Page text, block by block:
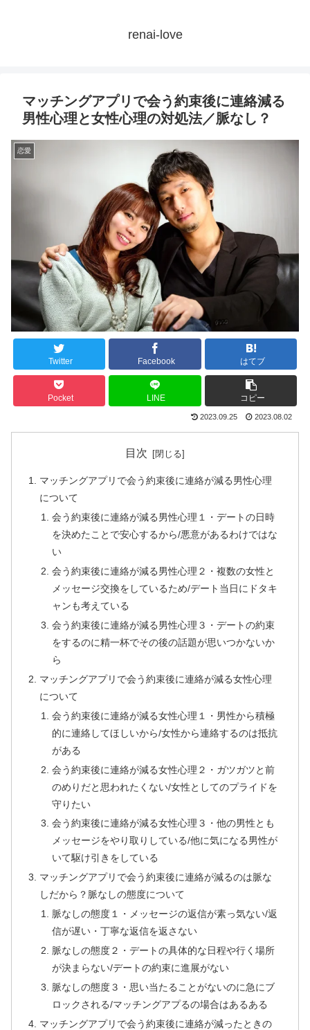
renai-love
マッチングアプリで会う約束後に連絡減る
男性心理と女性心理の対処法／脈なし？
恋愛
Twitter Facebook はてブ
Pocket LINE コピー
2023.09.25 2023.08.02
目次
マッチングアプリで会う約束後に連絡が減る男性心理
について
会う約束後に連絡が減る男性心理１・デートの日時
を決めたことで安心するから/悪意があるわけではな
い
会う約束後に連絡が減る男性心理２・複数の女性と
メッセージ交換をしているため/デート当日にドタキ
ャンも考えている
会う約束後に連絡が減る男性心理３・デートの約束
をするのに精一杯でその後の話題が思いつかないか
ら
マッチングアプリで会う約束後に連絡が減る女性心理
について
会う約束後に連絡が減る女性心理１・男性から積極
的に連絡してほしいから/女性から連絡するのは抵抗
がある
会う約束後に連絡が減る女性心理２・ガツガツと前
のめりだと思われたくない/女性としてのプライドを
守りたい
会う約束後に連絡が減る女性心理３・他の男性とも
メッセージをやり取りしている/他に気になる男性が
いて駆け引きをしている
マッチングアプリで会う約束後に連絡が減るのは脈な
しだから？脈なしの態度について
脈なしの態度１・メッセージの返信が素っ気ない/返
信が遅い・丁寧な返信を返さない
脈なしの態度２・デートの具体的な日程や行く場所
が決まらない/デートの約束に進展がない
脈なしの態度３・思い当たることがないのに急にブ
ロックされる/マッチングアプるの場合はあるある
マッチングアプリで会う約束後に連絡が減ったときの